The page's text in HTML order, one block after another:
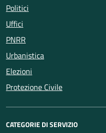
Politici
Uffici
PNRR
Urbanistica
Elezioni
Protezione Civile
CATEGORIE DI SERVIZIO